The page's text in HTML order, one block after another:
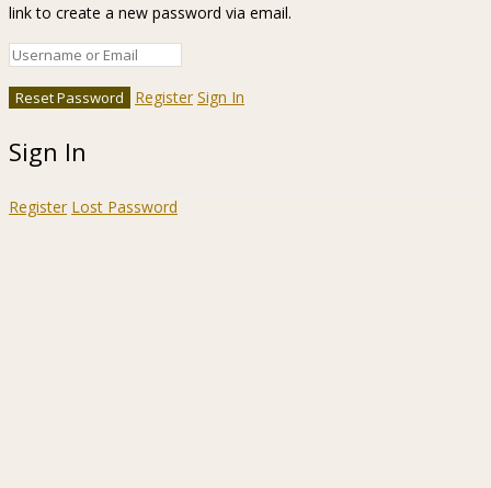
link to create a new password via email.
Register Sign In
Sign In
Register Lost Password